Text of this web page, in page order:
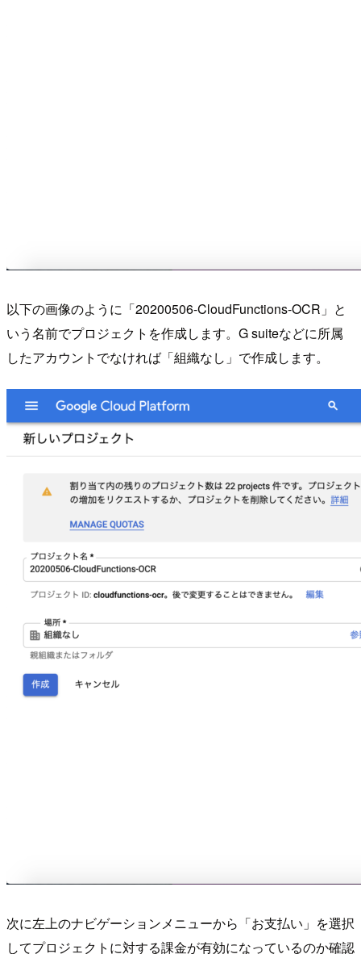
以下の画像のように「20200506-CloudFunctions-OCR」と
いう名前でプロジェクトを作成します。G suiteなどに所属
したアカウントでなければ「組織なし」で作成します。
次に左上のナビゲーションメニューから「お支払い」を選択
してプロジェクトに対する課金が有効になっているのか確認